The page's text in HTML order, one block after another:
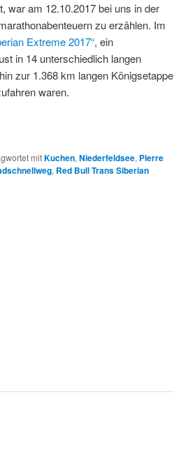
war am 12.10.2017 bei uns in der
zu erzählen. Im
Extreme 2017“, ein
in 14 unterschiedlich langen
zur 1.368 km langen Königsetappe
waren.
mitKuchen, Niederfeldsee, Pierre
, Red Bull Trans Siberian